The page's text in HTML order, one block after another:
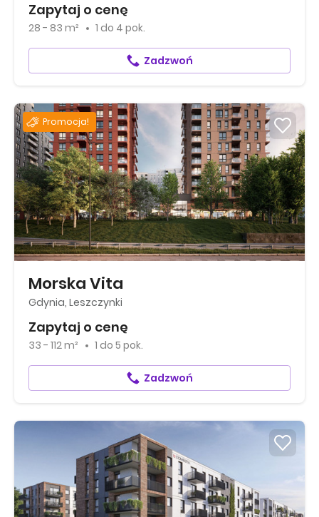
Zapytaj o cenę
28 - 83 m² 1 do 4 pok.
Zadzwoń
Promocja!
Morska Vita
Gdynia, Leszczynki
Zapytaj o cenę
33 - 112 m² 1 do 5 pok.
Zadzwoń